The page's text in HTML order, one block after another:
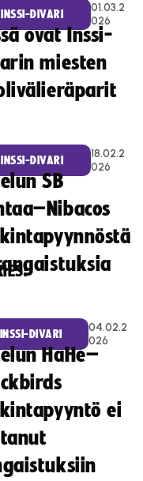
INSSI-DIVARI
01.03.2
026
ovat Inssi-
miesten
INSSI-DIVARI
18.02.2
026
SB
INSSI-DIVARI
04.02.2
026
HaHe–
ei